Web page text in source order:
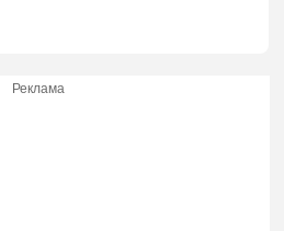
Реклама